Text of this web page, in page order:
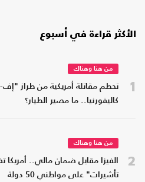
الأكثر قراءة في أسبوع
1
من هنا وهناك
كاليفورنيا.. ما مصير الطيار؟
2
من هنا وهناك
الفيزا مقابل ضمان مالي..
تأشيرات" على مواطني 50 دولة